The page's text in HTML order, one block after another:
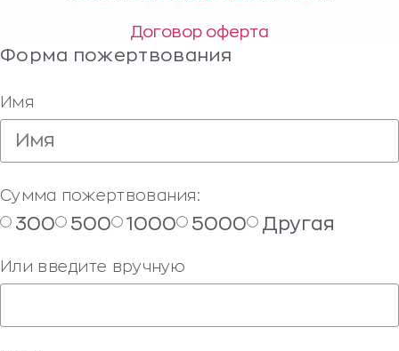
Договор оферта
Форма пожертвования
Имя
Сумма пожертвования:
300 500 1000 5000 Другая
Или введите вручную